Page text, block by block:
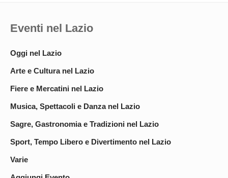
Eventi nel Lazio
Oggi nel Lazio
Arte e Cultura nel Lazio
Fiere e Mercatini nel Lazio
Musica, Spettacoli e Danza nel Lazio
Sagre, Gastronomia e Tradizioni nel Lazio
Sport, Tempo Libero e Divertimento nel Lazio
Varie